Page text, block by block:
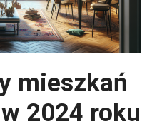
mieszkań
2024 roku